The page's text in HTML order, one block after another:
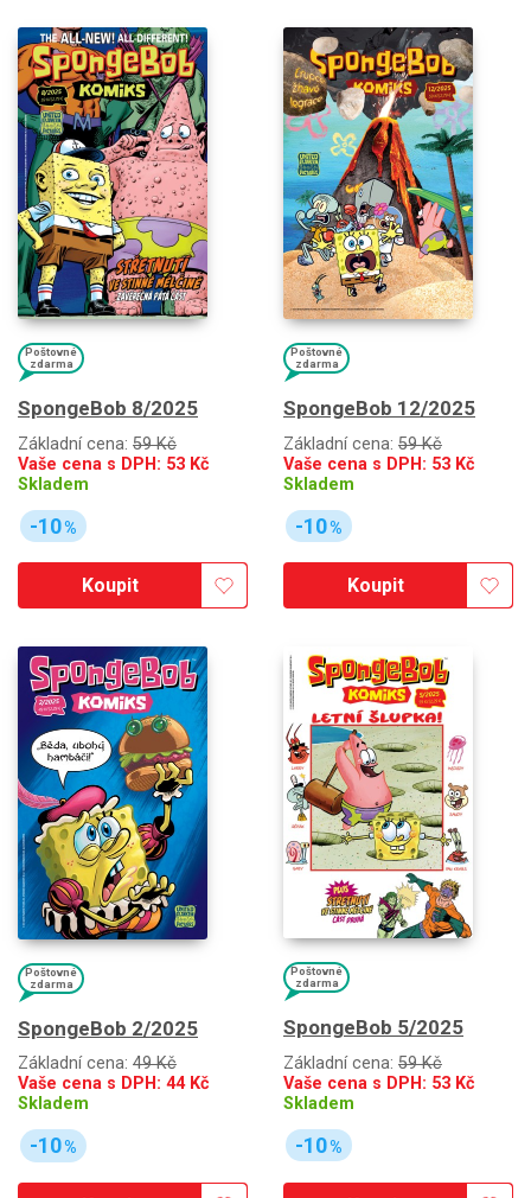
Poštovné
zdarma
SpongeBob 8/2025
Základní cena: 59 Kč
Vaše cena s DPH: 53 Kč
Skladem
-10%
Koupit
Poštovné
zdarma
SpongeBob 12/2025
Základní cena: 59 Kč
Vaše cena s DPH: 53 Kč
Skladem
-10%
Koupit
Poštovné
zdarma
SpongeBob 2/2025
Základní cena: 49 Kč
Vaše cena s DPH: 44Kč
Skladem
-10%
Poštovné
zdarma
SpongeBob 5/2025
Základní cena: 59 Kč
Vaše cena s DPH: 53 Kč
Skladem
-10%